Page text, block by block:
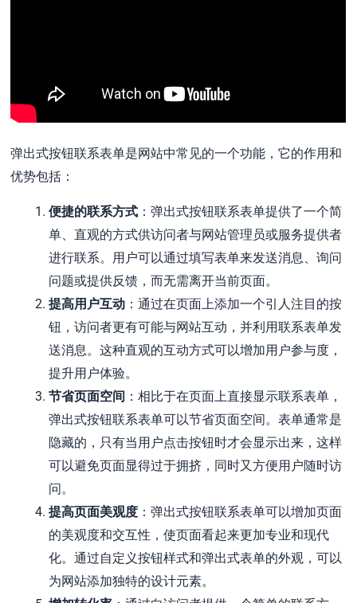
弹出式按钮联系表单是网站中常见的一个功能，它的作用和
优势包括：
便捷的联系方式 ：弹出式按钮联系表单提供了一个简
单、直观的方式供访问者与网站管理员或服务提供者
进行联系。用户可以通过填写表单来发送消息、询问
问题或提供反馈，而无需离开当前页面。
提高用户互动 ：通过在页面上添加一个引人注目的按
钮，访问者更有可能与网站互动，并利用联系表单发
送消息。这种直观的互动方式可以增加用户参与度，
提升用户体验。
节省页面空间 ：相比于在页面上直接显示联系表单，
弹出式按钮联系表单可以节省页面空间。表单通常是
隐藏的，只有当用户点击按钮时才会显示出来，这样
可以避免页面显得过于拥挤，同时又方便用户随时访
问。
提高页面美观度 ：弹出式按钮联系表单可以增加页面
的美观度和交互性，使页面看起来更加专业和现代
化。通过自定义按钮样式和弹出式表单的外观，可以
为网站添加独特的设计元素。